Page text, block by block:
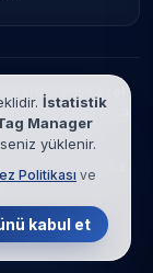
ermiş veya özel
adları yalnızca
Ve Ticaret Limited
İstatistik
Manager
yüklenir.
Politikası ve
kabul et